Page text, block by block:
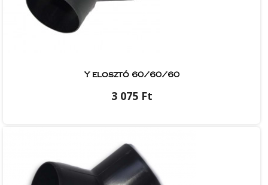
Y elosztó 60/60/60
3 075 Ft